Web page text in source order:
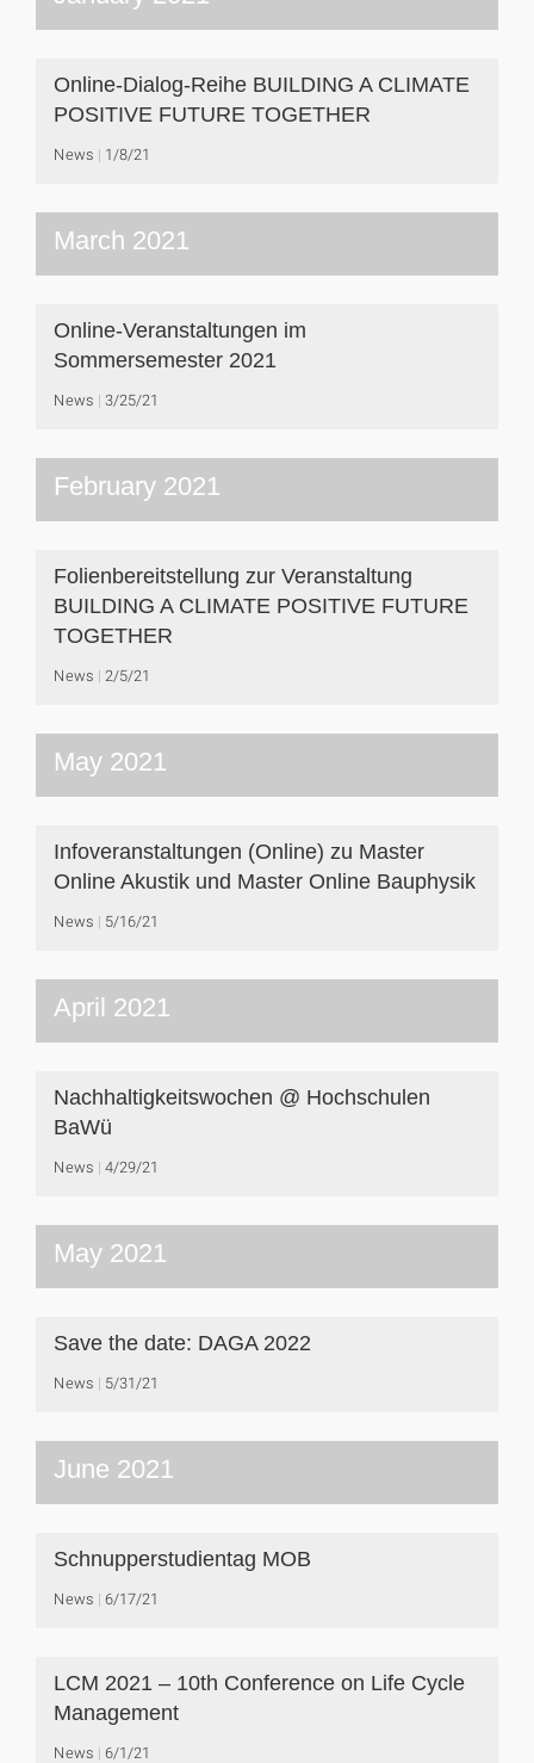
Online-Dialog-Reihe BUILDING A CLIMATE
POSITIVE FUTURE TOGETHER
News 1/8/21
March 2021
Online-Veranstaltungen im
Sommersemester 2021
News 3/25/21
February 2021
Folienbereitstellung zur Veranstaltung
BUILDING A CLIMATE POSITIVE FUTURE
TOGETHER
News 2/5/21
May 2021
Infoveranstaltungen (Online) zu Master
Online Akustik und Master Online Bauphysik
News 5/16/21
April 2021
Nachhaltigkeitswochen @ Hochschulen
BaWü
News 4/29/21
May 2021
Save the date: DAGA 2022
News 5/31/21
June 2021
Schnupperstudientag MOB
News 6/17/21
LCM 2021 – 10th Conference on Life Cycle
Management
News 6/1/21